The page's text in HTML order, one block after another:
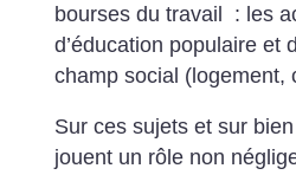
bour­ses du travail : les
d’éducation populaire et
champ social
Sur ces sujets et sur
jouent un rôle non